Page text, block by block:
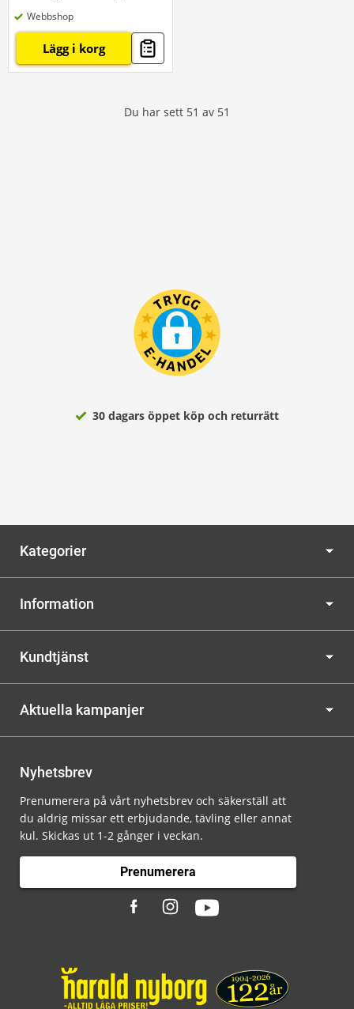
Webbshop
Lägg i korg
Du har sett 51 av 51
30 dagars öppet köp och returrätt
Kategorier
Information
Kundtjänst
Aktuella kampanjer
Nyhetsbrev
Prenumerera på vårt nyhetsbrev och säkerställ att
du aldrig missar ett erbjudande, tävling eller annat
kul. Skickas ut 1-2 gånger i veckan.
Prenumerera